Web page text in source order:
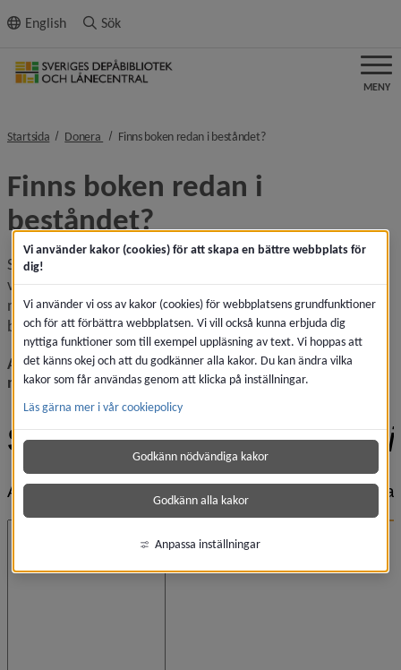
innehållet
English Sök
MENY
Startsida Donera nivå i brödsmulenavigeringen
Finns boken redan i beståndet?nivå i
Finns boken redan i
beståndet?
Sveriges depåbibliotek, sigel Umdp, sparar ett exemplar av
varje titel och upplaga. Finns redan boken hos oss behöver
ni inte skicka hit den. Det finns flera sätt att kontrollera om
boken saknas i vårt bestånd:
Använd denna tjänst och få svar genom att ange ISBN-
nummer
Vi använder kakor (cookies) för att skapa en bättre webbplats för
dig!
Vi använder vi oss av kakor (cookies) för webbplatsens grundfunktioner
och för att förbättra webbplatsen. Vi vill också kunna erbjuda dig
nyttiga funktioner som till exempel uppläsning av text. Vi hoppas att
det känns okej och att du godkänner alla kakor. Du kan ändra vilka
kakor som får användas genom att klicka på inställningar.
Läs gärna mer i vår cookiepolicy
Godkänn nödvändiga kakor
Godkänn alla kakor
Anpassa inställningar